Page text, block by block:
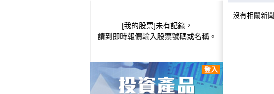
[我的股票]未有記錄，
請到即時報價輸入股票號碼或名稱。
沒有相關新聞